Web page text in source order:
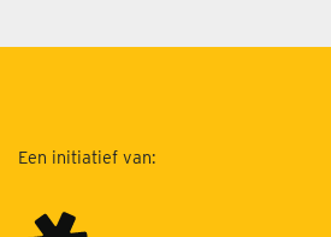
Een initiatief van: